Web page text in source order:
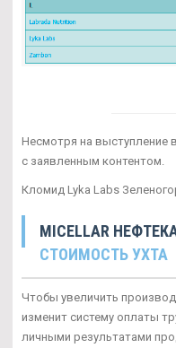
Несмотря на выступление
с заявленным контентом.
Кломид Lyka Labs
MICELLAR
СТОИМОСТЬ УХТА
Чтобы увеличить
изменит систему оплаты
личными результатами